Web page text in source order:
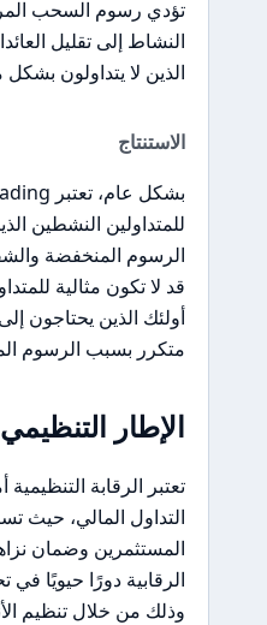
تؤدي رسوم السحب
النشاط إلى تقليل
الذين لا يتداولون
الاستنتاج
للمتداولين النشطين
الرسوم المنخفضة
قد لا تكون مثالية
أولئك الذين يحتاجون
متكرر بسبب الرسوم
الإطار
تعتبر الرقابة
التداول المالي، حيث
المستثمرين وضمان
الرقابية دورًا حيويًا
وذلك من خلال تنظيم